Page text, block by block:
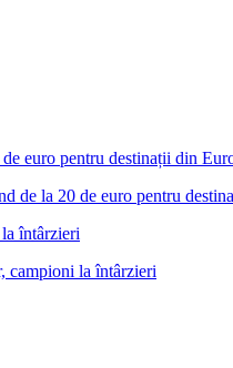
de la 20 de euro pentru
campioni la întârzieri